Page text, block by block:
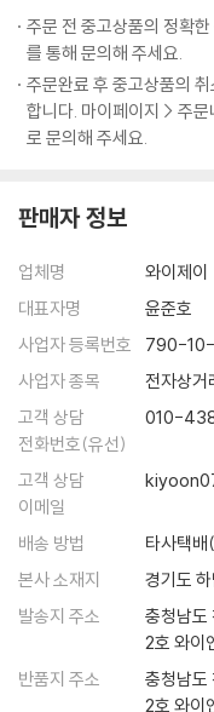
물론 웨스 앤더슨에게 ‘초안
본 편집본과 극장에서 개봉
없었다. 완성작 같았다. 여
엽처럼 딱 맞물려 돌아가
어찌나 복잡해 보이는지 딱
죠? 그냥 농담이었나요?
A : 아뇨, 그럴 의향이 있습니
요? 만약 존재한다면, 그 신
하나요?
A : [긴 침묵] 신이 간섭합니
츠바이크의 알프스 별장과
연결은 꼬리를 무는 연상 작
어먹게 추잡한 곰보 파시스
지 모를 가능성을 미리 막으
때에 전달하려는 늙은 제로
대표되는 미래 세대에게 다
멘들 빵집의 분홍색 상자에
는 책이고, 책은 제로의 스
만, 그의 터치를 거치고 나
터치’라는 신조어가 생길
종 패션 필름이라고 폄하
타그램용 예쁜 화면으로
유는 화려한 시각적 이미지
장 죽어도 영화사에 기록될
쿠엔틴 타란티노 이후 가장
나라는 것은 아무도 의심하
으로 보기에는 칠칠치 못한
움』에서 함께 작업했던 배
반으로 착각했다고 회상한
웨스 앤더슨에게 영화는 개
이혼하자, 그는 거짓말과 난
나 그의 상황을 알게 된 학
앤더슨은 스스로 주연까지
주는 등 만족스런 학창 시
사를 넓혀가던 웨스 앤더슨
주문 전 중고상품의 정확
를 통해 문의해 주세요.
주문완료 후 중고상품의
합니다. 마이페이지 > 주
로 문의해 주세요.
판매자 정보
업체명
와이제이
대표자명
윤준호
사업자 등록번호
790-
사업자 종목
전자상거
고객 상담
전화번호(유선)
010-
고객 상담
이메일
배송 방법
타사택
본사 소재지
경기도
발송지 주소
충청남도
2호 와이
반품지 주소
충청남도
2호 와이